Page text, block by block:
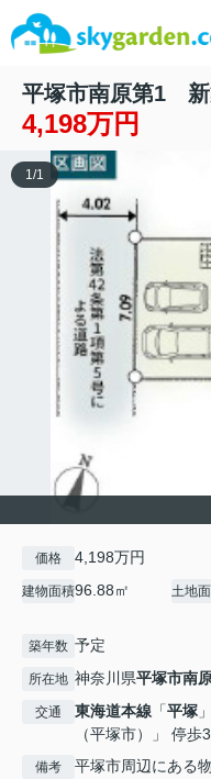
平塚市南原第1
4,198万円
1 /1
価格 4,198万円
建物面積96.88㎡ 土地
築年数 予定
所在地 神奈川県平塚市南
交通 東海道本線 「平塚
（平塚市）」 停歩
備考
平塚市周辺にある